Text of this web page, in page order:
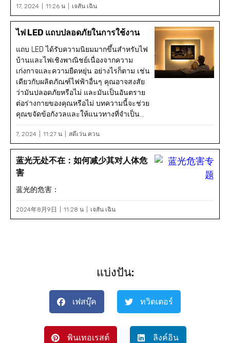
17, 2024 11:26 น เจสัน เฉิน
ไฟ LED แถบปลอดภัยในการใช้งาน
แถบ LED ได้รับความนิยมมากขึ้นสำหรับไฟ
บ้านและไฟเชิงพาณิชย์เนื่องจากความ
เก่งกาจและความยืดหยุ่น อย่างไรก็ตาม เช่น
เดียวกับผลิตภัณฑ์ไฟฟ้าอื่นๆ คุณอาจสงสัย
ว่ามันปลอดภัยหรือไม่ และมันเป็นอันตราย
ต่อร่างกายของคุณหรือไม่ บทความนี้จะช่วย
คุณขจัดข้อกังวลและให้แนวทางที่จำเป็น...
7, 2024 11:27 น สตีเว่น ควน
蓝光无处不在：如何减少其对人体危
害
蓝光的危害：
2024年8月9日 11:28 น เจสัน เฉิน
แบ่งปัน:
เฟสบุ๊ค ทวิตเตอร์
พินเทอเรสต์ ลิงค์อิน